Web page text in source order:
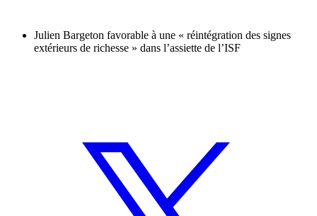
Julien Bargeton favorable à une « réintégration des signes
extérieurs de richesse » dans l’assiette de l’ISF